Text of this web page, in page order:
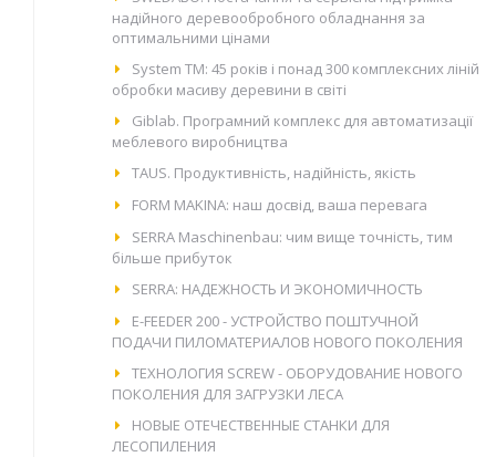
надiйного деревообробного обладнання за
оптимальними цінами
System TM: 45 років і понад 300 комплексних ліній
обробки масиву деревини в світі
Giblab. Програмний комплекс для автоматизації
меблевого виробництва
TAUS. Продуктивність, надійність, якість
FORM MAKINA: наш досвід, ваша перевага
SERRA Maschinenbau: чим вище точність, тим
більше прибуток
SERRA: НАДЕЖНОСТЬ И ЭКОНОМИЧНОСТЬ
E-FEEDER 200 - УСТРОЙСТВО ПОШТУЧНОЙ
ПОДАЧИ ПИЛОМАТЕРИАЛОВ НОВОГО ПОКОЛЕНИЯ
ТЕХНОЛОГИЯ SCREW - ОБОРУДОВАНИЕ НОВОГО
ПОКОЛЕНИЯ ДЛЯ ЗАГРУЗКИ ЛЕСА
НОВЫЕ ОТЕЧЕСТВЕННЫЕ СТАНКИ ДЛЯ
ЛЕСОПИЛЕНИЯ